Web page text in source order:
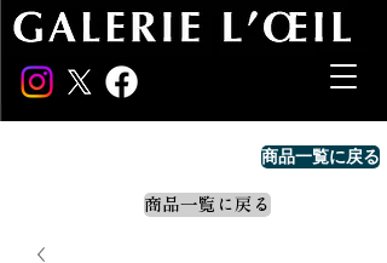
商品一覧に戻る
商品一覧に戻る